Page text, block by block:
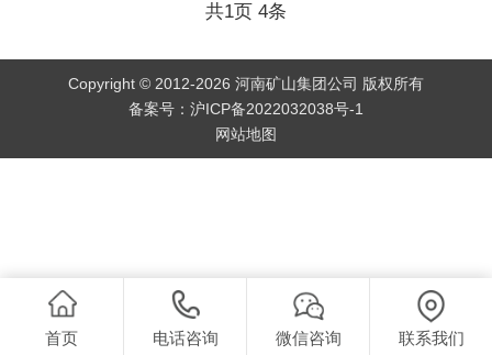
共1页 4条
Copyright © 2012-2026 河南矿山集团公司 版权所有
备案号： 沪ICP备2022032038号-1
网站地图
首页 电话咨询 微信咨询 联系我们